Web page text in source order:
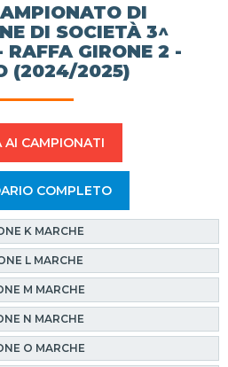
DI
DI SOCIETÀ 3^
RAFFA GIRONE 2 -
(2024/2025)
AI CAMPIONATI
COMPLETO
K MARCHE
L MARCHE
M MARCHE
N MARCHE
O MARCHE